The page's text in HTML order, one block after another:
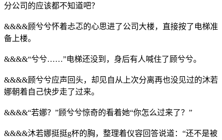
分公司的应该都不知道吧？
&&&&顾兮兮怀着忐忑的心思进了公司大楼，直接按了电梯准
备上楼。
&&&&“兮兮……”电梯还没到，身后有人喊住了顾兮兮。
&&&&顾兮兮应声回头，却见自从上次分离再也没见过的沐若
娜朝着自己快步走了过来。
&&&&“若娜？”顾兮兮惊奇的看着她“你怎么过来了？”
&&&&沐若娜挺挺g杯的胸，整理着仪容回答说道：“还不是被